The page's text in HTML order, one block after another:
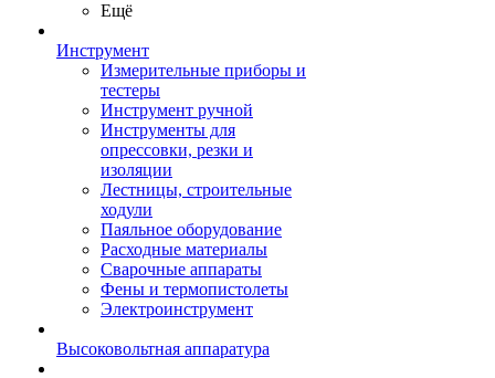
Ещё
Инструмент
Измерительные приборы и
тестеры
Инструмент ручной
Инструменты для
опрессовки, резки и
изоляции
Лестницы, строительные
ходули
Паяльное оборудование
Расходные материалы
Сварочные аппараты
Фены и термопистолеты
Электроинструмент
Высоковольтная аппаратура